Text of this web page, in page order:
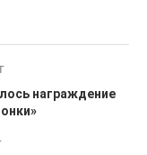
награждение